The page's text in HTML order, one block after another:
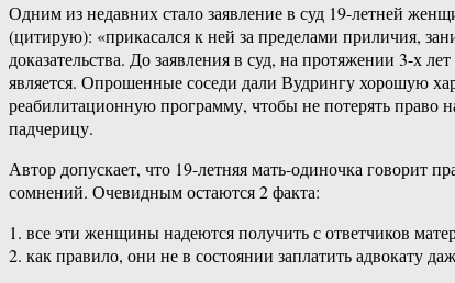
Одним из недавних стало заявление в суд 19-летней
(цитирую): «прикасался к ней за пределами приличия,
доказательства. До заявления в суд, на протяжении 3-х
является. Опрошенные соседи дали Вудрингу хорошую
реабилитационную программу, чтобы не потерять право
падчерицу.
Автор допускает, что 19-летняя мать-одиночка говорит
сомнений. Очевидным остаются 2 факта:
1. все эти женщины надеются получить с ответчиков
2. как правило, они не в состоянии заплатить адвокату